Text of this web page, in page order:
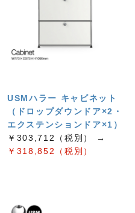
USMハラー キャビネット
（ドロップダウンドア×2・
エクステンションドア×1）
￥303,712（税別） →
￥318,852（税別）